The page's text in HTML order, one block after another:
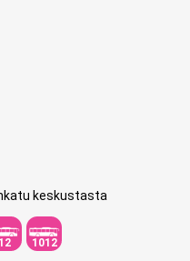
keskustasta
12 1012